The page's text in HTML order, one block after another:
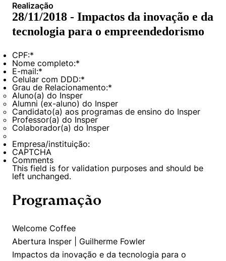
Realização
28/11/2018 - Impactos da inovação e da
tecnologia para o empreendedorismo
CPF:*
Nome completo:*
E-mail:*
Celular com DDD:*
Grau de Relacionamento:*
Aluno(a) do Insper
Alumni (ex-aluno) do Insper
Candidato(a) aos programas de ensino do Insper
Professor(a) do Insper
Colaborador(a) do Insper
Empresa/instituição:
CAPTCHA
Comments
This field is for validation purposes and should be
left unchanged.
Programação
Welcome Coffee
Abertura Insper | Guilherme Fowler
Impactos da inovação e da tecnologia para o